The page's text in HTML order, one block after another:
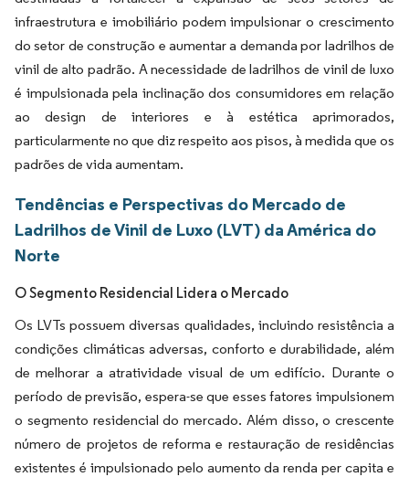
infraestrutura e imobiliário podem impulsionar o crescimento
do setor de construção e aumentar a demanda por ladrilhos de
vinil de alto padrão. A necessidade de ladrilhos de vinil de luxo
é impulsionada pela inclinação dos consumidores em relação
ao design de interiores e à estética aprimorados,
particularmente no que diz respeito aos pisos, à medida que os
padrões de vida aumentam.
Tendências e Perspectivas do Mercado de
Ladrilhos de Vinil de Luxo (LVT) da América do
Norte
O Segmento Residencial Lidera o Mercado
Os LVTs possuem diversas qualidades, incluindo resistência a
condições climáticas adversas, conforto e durabilidade, além
de melhorar a atratividade visual de um edifício. Durante o
período de previsão, espera-se que esses fatores impulsionem
o segmento residencial do mercado. Além disso, o crescente
número de projetos de reforma e restauração de residências
existentes é impulsionado pelo aumento da renda per capita e